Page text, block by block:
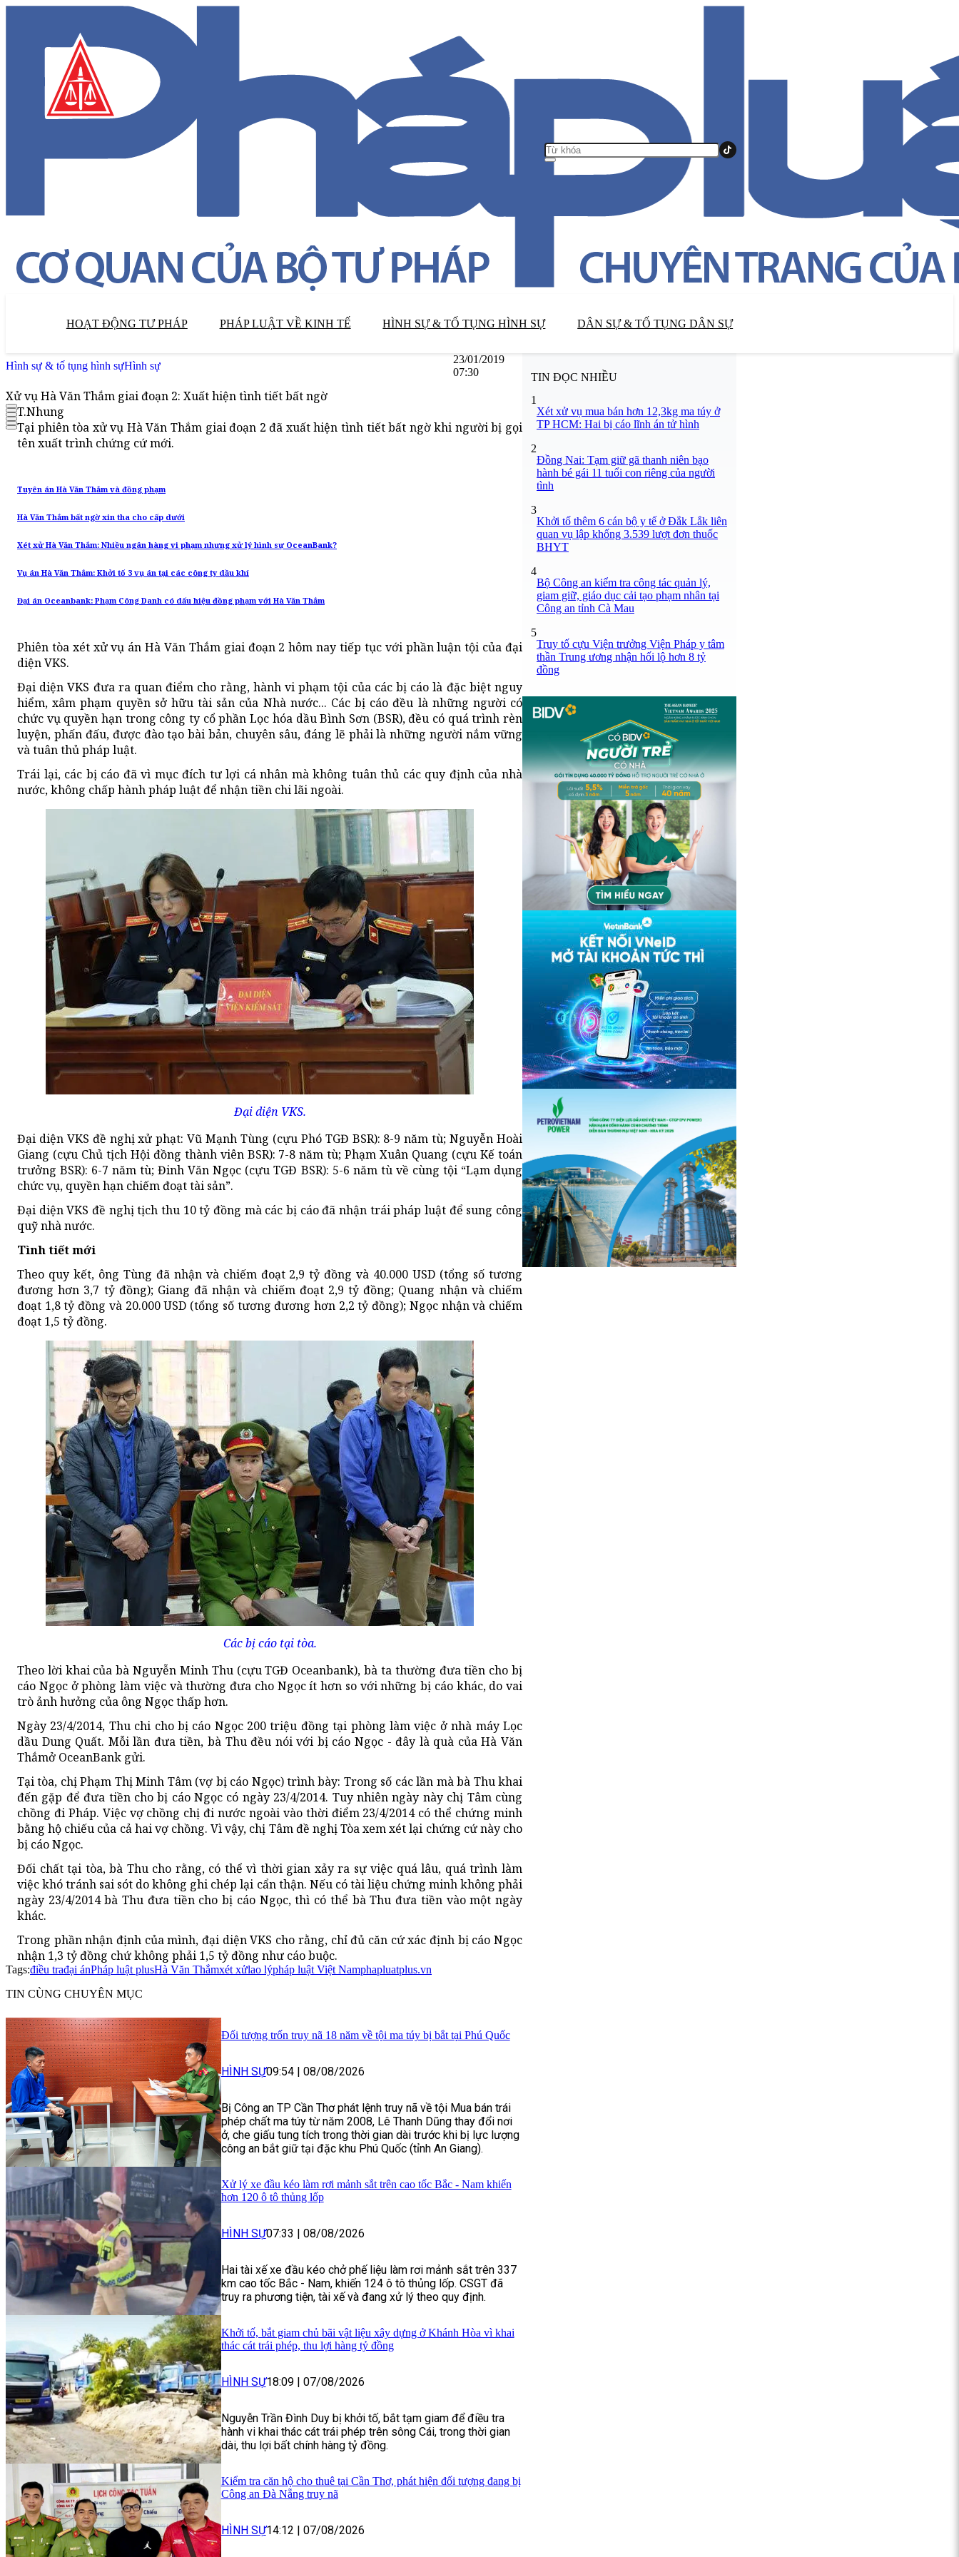
HOẠT ĐỘNG TƯ PHÁP PHÁP LUẬT VỀ KINH TẾ HÌNH SỰ & TỐ TỤNG HÌNH SỰ DÂN SỰ & TỐ TỤNG DÂN SỰ
Hình sự & tố tụng hình sựHình sự
23/01/2019
07:30
Xử vụ Hà Văn Thắm giai đoạn 2: Xuất hiện tình tiết bất ngờ
T.Nhung
Tại phiên tòa xử vụ Hà Văn Thắm giai đoạn 2 đã xuất hiện tình tiết bất ngờ khi người bị gọi
tên xuất trình chứng cứ mới.
Tuyên án Hà Văn Thắm và đồng phạm
Hà Văn Thắm bất ngờ xin tha cho cấp dưới
Xét xử Hà Văn Thắm: Nhiều ngân hàng vi phạm nhưng xử lý hình sự OceanBank?
Vụ án Hà Văn Thắm: Khởi tố 3 vụ án tại các công ty dầu khí
Đại án Oceanbank: Phạm Công Danh có dấu hiệu đồng phạm với Hà Văn Thắm
Phiên tòa xét xử vụ án Hà Văn Thắm giai đoạn 2 hôm nay tiếp tục với phần luận tội của đại
diện VKS.
Đại diện VKS đưa ra quan điểm cho rằng, hành vi phạm tội của các bị cáo là đặc biệt nguy
hiểm, xâm phạm quyền sở hữu tài sản của Nhà nước... Các bị cáo đều là những người có
chức vụ quyền hạn trong công ty cổ phần Lọc hóa dầu Bình Sơn (BSR), đều có quá trình rèn
luyện, phấn đấu, được đào tạo bài bản, chuyên sâu, đáng lẽ phải là những người nắm vững
và tuân thủ pháp luật.
Trái lại, các bị cáo đã vì mục đích tư lợi cá nhân mà không tuân thủ các quy định của nhà
nước, không chấp hành pháp luật để nhận tiền chi lãi ngoài.
Đại diện VKS.
Đại diện VKS đề nghị xử phạt: Vũ Mạnh Tùng (cựu Phó TGĐ BSR): 8-9 năm tù; Nguyễn Hoài
Giang (cựu Chủ tịch Hội đồng thành viên BSR): 7-8 năm tù; Phạm Xuân Quang (cựu Kế toán
trưởng BSR): 6-7 năm tù; Đinh Văn Ngọc (cựu TGĐ BSR): 5-6 năm tù về cùng tội “Lạm dụng
chức vụ, quyền hạn chiếm đoạt tài sản”.
Đại diện VKS đề nghị tịch thu 10 tỷ đồng mà các bị cáo đã nhận trái pháp luật để sung công
quỹ nhà nước.
Tình tiết mới
Theo quy kết, ông Tùng đã nhận và chiếm đoạt 2,9 tỷ đồng và 40.000 USD (tổng số tương
đương hơn 3,7 tỷ đồng); Giang đã nhận và chiếm đoạt 2,9 tỷ đồng; Quang nhận và chiếm
đoạt 1,8 tỷ đồng và 20.000 USD (tổng số tương đương hơn 2,2 tỷ đồng); Ngọc nhận và chiếm
đoạt 1,5 tỷ đồng.
Các bị cáo tại tòa.
Theo lời khai của bà Nguyễn Minh Thu (cựu TGĐ Oceanbank), bà ta thường đưa tiền cho bị
cáo Ngọc ở phòng làm việc và thường đưa cho Ngọc ít hơn so với những bị cáo khác, do vai
trò ảnh hưởng của ông Ngọc thấp hơn.
Ngày 23/4/2014, Thu chi cho bị cáo Ngọc 200 triệu đồng tại phòng làm việc ở nhà máy Lọc
dầu Dung Quất. Mỗi lần đưa tiền, bà Thu đều nói với bị cáo Ngọc - đây là quà của Hà Văn
Thắmở OceanBank gửi.
Tại tòa, chị Phạm Thị Minh Tâm (vợ bị cáo Ngọc) trình bày: Trong số các lần mà bà Thu khai
đến gặp để đưa tiền cho bị cáo Ngọc có ngày 23/4/2014. Tuy nhiên ngày này chị Tâm cùng
chồng đi Pháp. Việc vợ chồng chị đi nước ngoài vào thời điểm 23/4/2014 có thể chứng minh
bằng hộ chiếu của cả hai vợ chồng. Vì vậy, chị Tâm đề nghị Tòa xem xét lại chứng cứ này cho
bị cáo Ngọc.
Đối chất tại tòa, bà Thu cho rằng, có thể vì thời gian xảy ra sự việc quá lâu, quá trình làm
việc khó tránh sai sót do không ghi chép lại cẩn thận. Nếu có tài liệu chứng minh không phải
ngày 23/4/2014 bà Thu đưa tiền cho bị cáo Ngọc, thì có thể bà Thu đưa tiền vào một ngày
khác.
Trong phần nhận định của mình, đại diện VKS cho rằng, chỉ đủ căn cứ xác định bị cáo Ngọc
nhận 1,3 tỷ đồng chứ không phải 1,5 tỷ đồng như cáo buộc.
Tags:điều trađại ánPháp luật plusHà Văn Thắmxét xửlao lýpháp luật Việt Namphapluatplus.vn
TIN CÙNG CHUYÊN MỤC
Đối tượng trốn truy nã 18 năm về tội ma túy bị bắt tại Phú Quốc
HÌNH SỰ09:54 | 08/08/2026
Bị Công an TP Cần Thơ phát lệnh truy nã về tội Mua bán trái
phép chất ma túy từ năm 2008, Lê Thanh Dũng thay đổi nơi
ở, che giấu tung tích trong thời gian dài trước khi bị lực lượng
công an bắt giữ tại đặc khu Phú Quốc (tỉnh An Giang).
Xử lý xe đầu kéo làm rơi mảnh sắt trên cao tốc Bắc - Nam khiến
hơn 120 ô tô thủng lốp
HÌNH SỰ07:33 | 08/08/2026
Hai tài xế xe đầu kéo chở phế liệu làm rơi mảnh sắt trên 337
km cao tốc Bắc - Nam, khiến 124 ô tô thủng lốp. CSGT đã
truy ra phương tiện, tài xế và đang xử lý theo quy định.
Khởi tố, bắt giam chủ bãi vật liệu xây dựng ở Khánh Hòa vì khai
thác cát trái phép, thu lợi hàng tỷ đồng
HÌNH SỰ18:09 | 07/08/2026
Nguyễn Trần Đình Duy bị khởi tố, bắt tạm giam để điều tra
hành vi khai thác cát trái phép trên sông Cái, trong thời gian
dài, thu lợi bất chính hàng tỷ đồng.
Kiểm tra căn hộ cho thuê tại Cần Thơ, phát hiện đối tượng đang bị
Công an Đà Nẵng truy nã
HÌNH SỰ14:12 | 07/08/2026
TIN ĐỌC NHIỀU
1
Xét xử vụ mua bán hơn 12,3kg ma túy ở
TP HCM: Hai bị cáo lĩnh án tử hình
2
Đồng Nai: Tạm giữ gã thanh niên bạo
hành bé gái 11 tuổi con riêng của người
tình
3
Khởi tố thêm 6 cán bộ y tế ở Đắk Lắk liên
quan vụ lập khống 3.539 lượt đơn thuốc
BHYT
4
Bộ Công an kiểm tra công tác quản lý,
giam giữ, giáo dục cải tạo phạm nhân tại
Công an tỉnh Cà Mau
5
Truy tố cựu Viện trưởng Viện Pháp y tâm
thần Trung ương nhận hối lộ hơn 8 tỷ
đồng